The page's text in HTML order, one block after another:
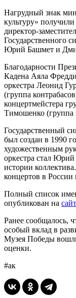
Нагрудный знак
культуру»
директор-
Государственного
Юрий Башмет и
Благодарности
Кадена Аяла
оркестра Леонид
(группа
концертмейстера
Тимошенко (группа
Государственный
был создан в 1990
художественным
оркестра стал
истории
концертов в России
Полный список
опубликован на
Ранее сообщалось,
особый вклад в
Музея Победы
оценки.
#ак